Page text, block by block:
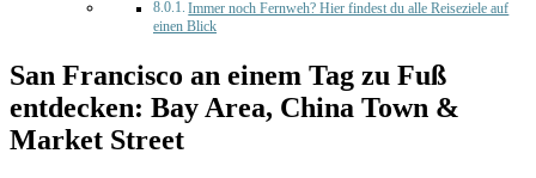
Immer noch Fernweh? Hier findest du alle Reiseziele auf
einen Blick
San Francisco an einem Tag zu Fuß
entdecken: Bay Area, China Town &
Market Street